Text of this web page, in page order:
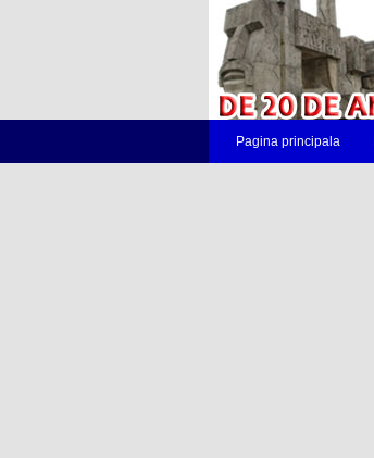
Pagina principala